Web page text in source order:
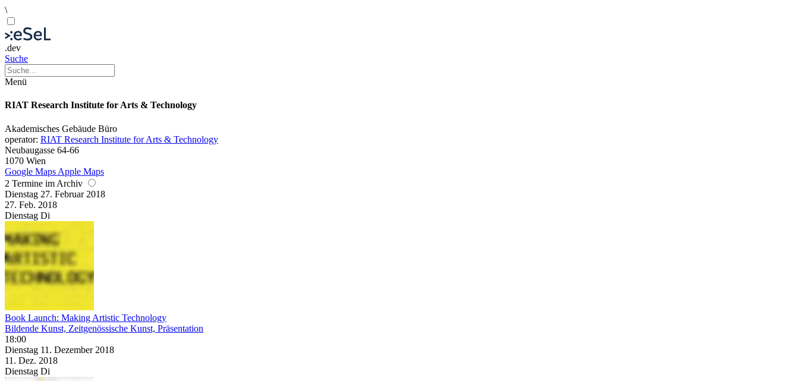
\
.dev
Suche
Menü
RIAT Research Institute for Arts & Technology
Akademisches Gebäude Büro
operator: RIAT Research Institute for Arts & Technology
Neubaugasse 64-66
1070 Wien
Google Maps Apple Maps
2 Termine im Archiv
Dienstag 27. Februar 2018
27. Feb. 2018
Dienstag Di
Book Launch: Making Artistic Technology
Bildende Kunst, Zeitgenössische Kunst, Präsentation
18:00
Dienstag 11. Dezember 2018
11. Dez. 2018
Dienstag Di